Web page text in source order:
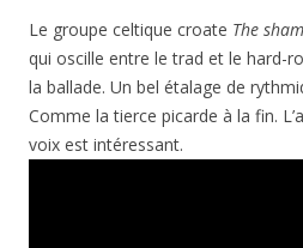
Le groupe celtique croate The
qui oscille entre le trad et le hard-
la ballade. Un bel étalage de
Comme la tierce picarde à la fin.
voix est intéressant.